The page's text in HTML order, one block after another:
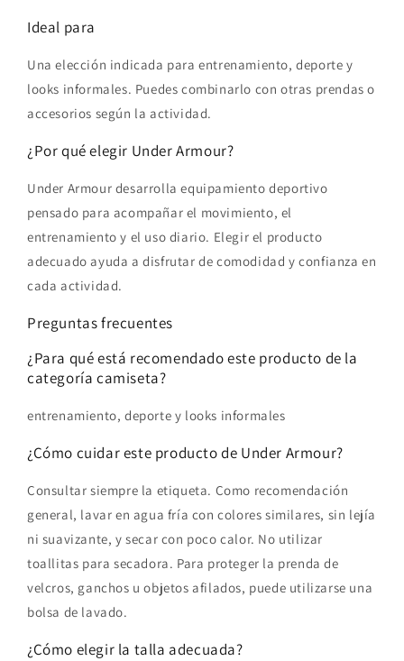
Ideal para
Una elección indicada para entrenamiento, deporte y
looks informales. Puedes combinarlo con otras prendas o
accesorios según la actividad.
¿Por qué elegir Under Armour?
Under Armour desarrolla equipamiento deportivo
pensado para acompañar el movimiento, el
entrenamiento y el uso diario. Elegir el producto
adecuado ayuda a disfrutar de comodidad y confianza en
cada actividad.
Preguntas frecuentes
¿Para qué está recomendado este producto de la
categoría camiseta?
entrenamiento, deporte y looks informales
¿Cómo cuidar este producto de Under Armour?
Consultar siempre la etiqueta. Como recomendación
general, lavar en agua fría con colores similares, sin lejía
ni suavizante, y secar con poco calor. No utilizar
toallitas para secadora. Para proteger la prenda de
velcros, ganchos u objetos afilados, puede utilizarse una
bolsa de lavado.
¿Cómo elegir la talla adecuada?